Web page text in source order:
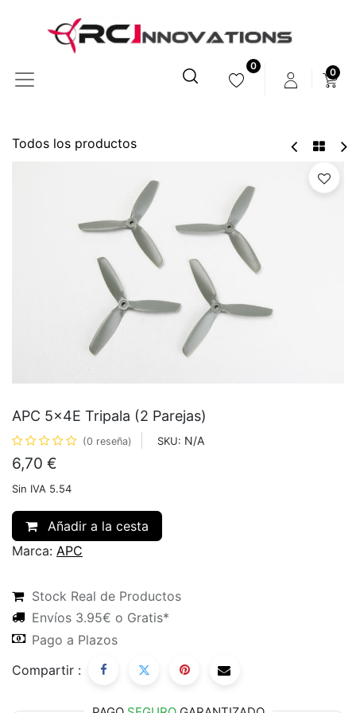
0
0
Todos los productos
APC 5x4E Tripala (2 Parejas)
(0 reseña) SKU: N/A
6,70 €
Sin IVA 5.54
Añadir a la cesta
Marca: APC
Stock Real de Productos
Envíos 3.95€ o Gratis*
Pago a Plazos
Compartir :